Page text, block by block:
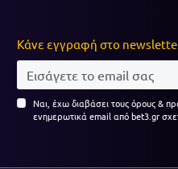
Κάνε εγγραφή στο
Ναι, έχω διαβάσει τους όρους &
ενημερωτικά email από bet3.gr